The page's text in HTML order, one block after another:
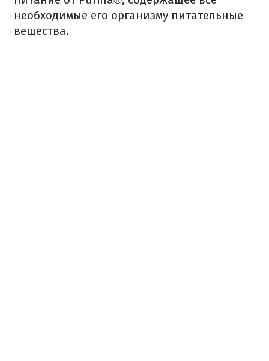
необходимые его организму питательные
вещества.